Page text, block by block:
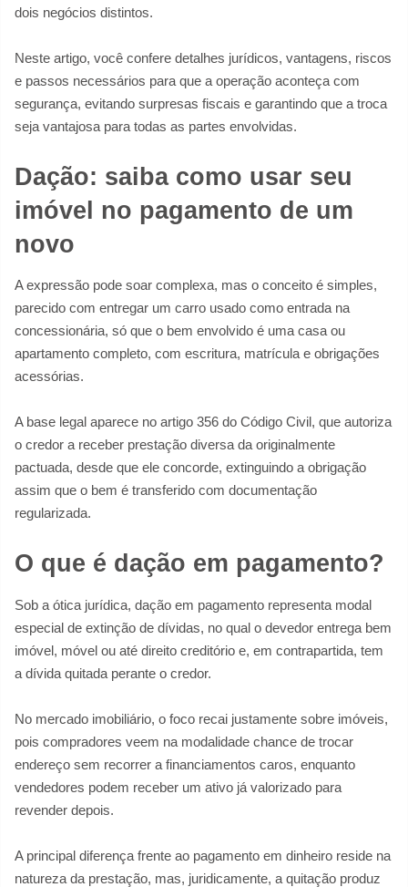
dois negócios distintos.
Neste artigo, você confere detalhes jurídicos, vantagens, riscos
e passos necessários para que a operação aconteça com
segurança, evitando surpresas fiscais e garantindo que a troca
seja vantajosa para todas as partes envolvidas.
Dação: saiba como usar seu
imóvel no pagamento de um
novo
A expressão pode soar complexa, mas o conceito é simples,
parecido com entregar um carro usado como entrada na
concessionária, só que o bem envolvido é uma casa ou
apartamento completo, com escritura, matrícula e obrigações
acessórias.
A base legal aparece no artigo 356 do Código Civil, que autoriza
o credor a receber prestação diversa da originalmente
pactuada, desde que ele concorde, extinguindo a obrigação
assim que o bem é transferido com documentação
regularizada.
O que é dação em pagamento?
Sob a ótica jurídica, dação em pagamento representa modal
especial de extinção de dívidas, no qual o devedor entrega bem
imóvel, móvel ou até direito creditório e, em contrapartida, tem
a dívida quitada perante o credor.
No mercado imobiliário, o foco recai justamente sobre imóveis,
pois compradores veem na modalidade chance de trocar
endereço sem recorrer a financiamentos caros, enquanto
vendedores podem receber um ativo já valorizado para
revender depois.
A principal diferença frente ao pagamento em dinheiro reside na
natureza da prestação, mas, juridicamente, a quitação produz